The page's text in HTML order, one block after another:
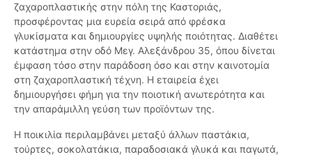
ζαχαροπλαστικής στην πόλη της Καστοριάς,
προσφέροντας μια ευρεία σειρά από φρέσκα
γλυκίσματα και δημιουργίες υψηλής ποιότητας. Διαθέτει
κατάστημα στην οδό Μεγ. Αλεξάνδρου 35, όπου δίνεται
έμφαση τόσο στην παράδοση όσο και στην καινοτομία
στη ζαχαροπλαστική τέχνη. Η εταιρεία έχει
δημιουργήσει φήμη για την ποιοτική ανωτερότητα και
την απαράμιλλη γεύση των προϊόντων της.
Η ποικιλία περιλαμβάνει μεταξύ άλλων παστάκια,
τούρτες, σοκολατάκια, παραδοσιακά γλυκά και παγωτά,